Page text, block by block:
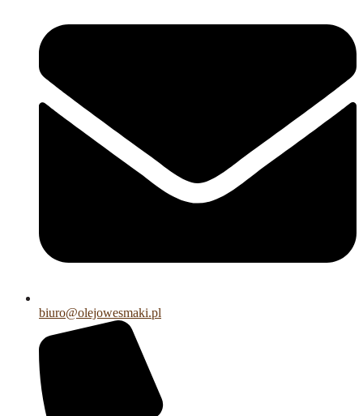
biuro@olejowesmaki.pl